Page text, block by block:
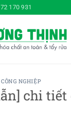
170 931
NGHIỆP
chi